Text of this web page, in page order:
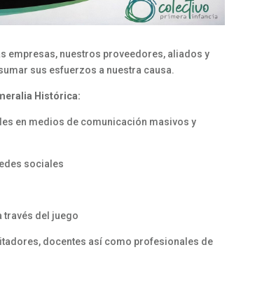
empresas, nuestros proveedores, aliados y
sus esfuerzos a nuestra causa.
Histórica:
en medios de comunicación masivos y
sociales
través del juego
docentes así como profesionales de